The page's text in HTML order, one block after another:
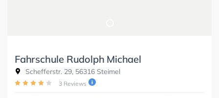
Fahrschule Rudolph Michael
Schefferstr. 29, 56316 Steimel
3 Reviews